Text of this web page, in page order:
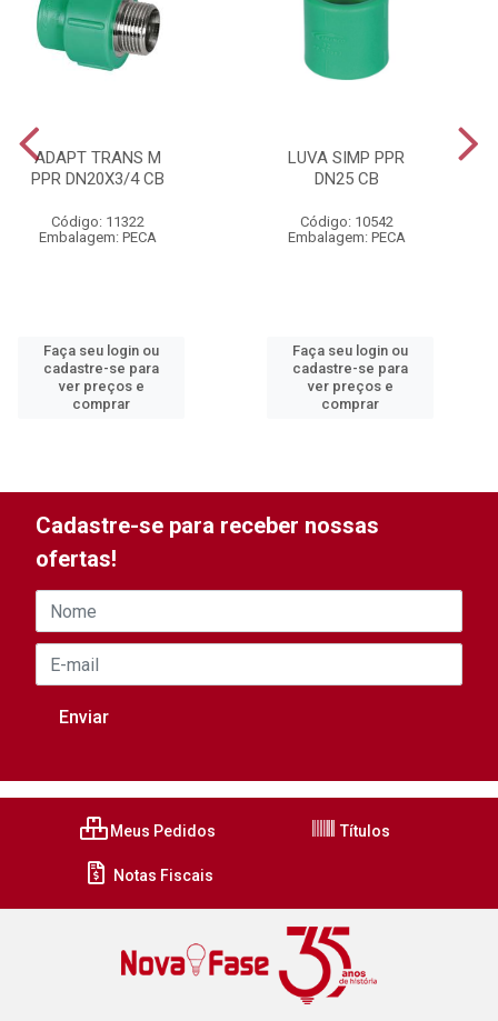
ADAPT TRANS M
PPR DN20X3/4 CB
Código: 11322
Embalagem: PECA
Faça seu login ou
cadastre-se para
ver preços e
comprar
LUVA SIMP PPR
DN25 CB
Código: 10542
Embalagem: PECA
Faça seu login ou
cadastre-se para
ver preços e
comprar
Cadastre-se para receber nossas
ofertas!
Meus Pedidos Títulos
Notas Fiscais